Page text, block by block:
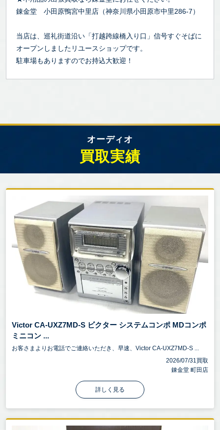
錬金堂 小田原鴨宮中里店（神奈川県小田原市中里286-7）
当店は、巡礼街道沿い「打越跨線橋入り口」信号すぐそばに
オープンしましたリユースショップです。
駐車場もありますのでお持込大歓迎！
オーディオ
買取実績
Victor CA-UXZ7MD-S ビクター システムコンポ MDコンポ
ミニコン ...
お客さまよりお電話でご連絡いただき、早速、Victor CA-UXZ7MD-S ...
2026/07/31買取
錬金堂 町田店
詳しく見る